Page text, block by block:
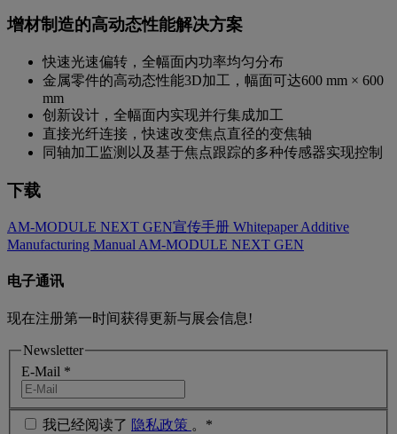
增材制造的高动态性能解决方案
快速光速偏转，全幅面内功率均匀分布
金属零件的高动态性能3D加工，幅面可达600 mm × 600
mm
创新设计，全幅面内实现并行集成加工
直接光纤连接，快速改变焦点直径的变焦轴
同轴加工监测以及基于焦点跟踪的多种传感器实现控制
下载
AM-MODULE NEXT GEN宣传手册 Whitepaper Additive
Manufacturing Manual AM-MODULE NEXT GEN
电子通讯
现在注册第一时间获得更新与展会信息!
Newsletter
E-Mail *
我已经阅读了 隐私政策 。*